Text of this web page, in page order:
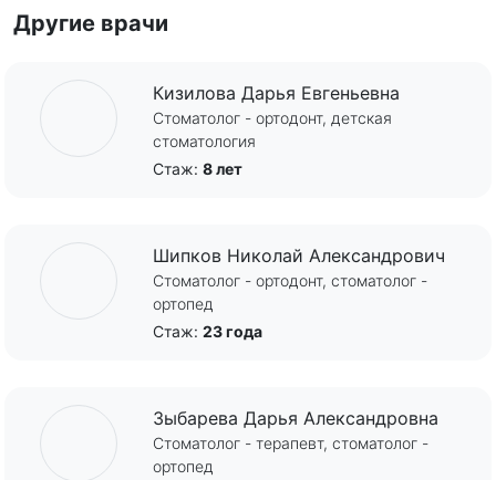
Другие врачи
Кизилова Дарья Евгеньевна
Стоматолог - ортодонт, детская
стоматология
Стаж: 8 лет
Шипков Николай Александрович
Стоматолог - ортодонт, стоматолог -
ортопед
Стаж: 23 года
Зыбарева Дарья Александровна
Стоматолог - терапевт, стоматолог -
ортопед